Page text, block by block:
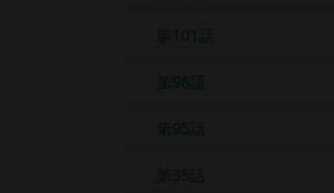
第101話
第98話
第95話
第35話